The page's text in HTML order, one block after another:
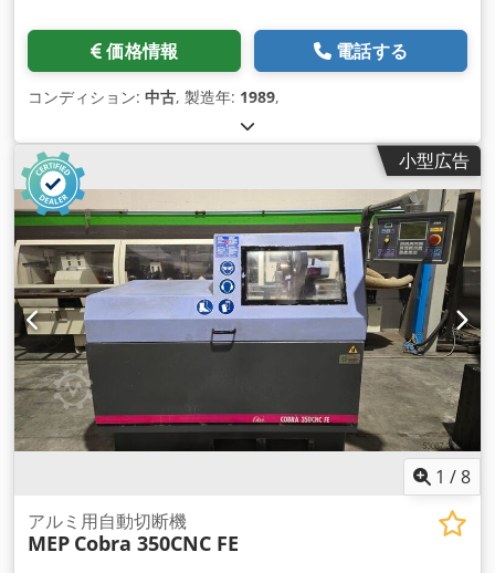
価格情報 電話する
コンディション: 中古, 製造年: 1989,
小型広告
1 /8
アルミ用自動切断機
MEP Cobra 350CNC FE